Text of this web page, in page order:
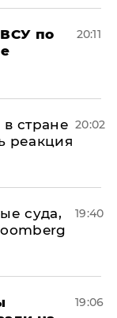
по
20:11
стране
реакция
20:02
суда,
19:40
19:06